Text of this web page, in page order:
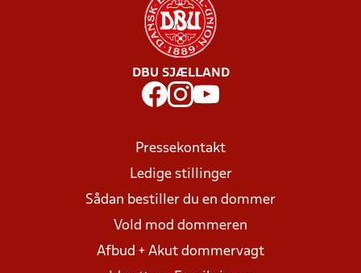
DBU SJÆLLAND
Pressekontakt
Ledige stillinger
Sådan bestiller du en dommer
Vold mod dommeren
Afbud + Akut dommervagt